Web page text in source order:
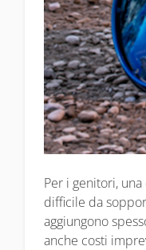
Per i genitori,
difficile da
aggiungono
anche costi